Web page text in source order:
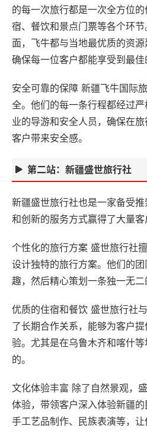
的每一次旅行都是一次全方位
宿、餐饮和景点门票等各个环
面，飞牛都与当地最优质的资源
确保每一位客户都能享受到最佳
安全可靠的保障 新疆飞牛国际
全。他们的每一条行程都经过
业的导游和安全人员，确保在
客户带来安全感。
第二站：新疆盛世旅行社
新疆盛世旅行社也是一家备受
和创新的服务方式赢得了大量客
个性化的旅行方案 盛世旅行社
设计独特的旅行方案。他们的
趣，然后精心策划一条独一无二
优质的住宿和餐饮 盛世旅行社
了长期合作关系，能够为客户
验。尤其是在乌鲁木齐和喀什
的。
文化体验丰富 除了自然景观，
体验，带领客户深入体验新疆
手工艺品制作、民族表演等，让